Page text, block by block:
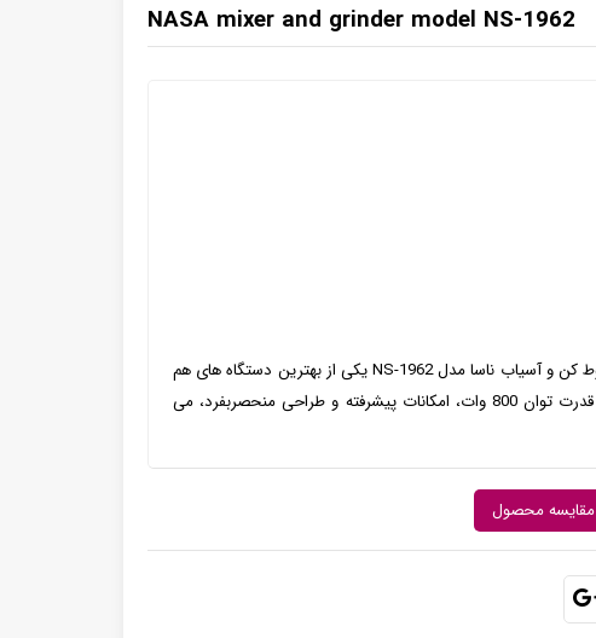
NASA mixer and grinder model NS-1962
مخلوط کن و آسیاب ناسا مدل NS-1962مخلوط کن و آسیاب ناسا مدل NS-1962 یکی از بهترین دستگاه های هم
رده در عرصه تجهیزات آشپزخانه است که با قدرت توان 800 وات، امکانات پیشرفته و طراحی منحصربفرد، می
مقایسه محصول